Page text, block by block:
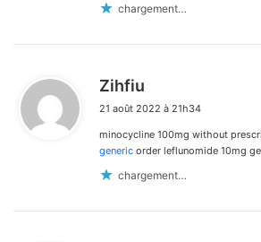
chargement…
Zihfiu
t
:
21 août 2022 à 21h34
minocycline 100mg without
generic order leflunomide 10mg
chargement…